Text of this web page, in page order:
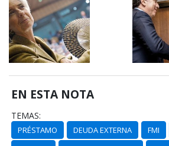
EN ESTA NOTA
TEMAS:
PRÉSTAMO DEUDA EXTERNA FMI